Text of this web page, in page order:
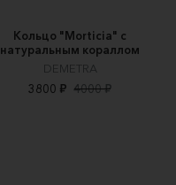
Кольцо "Morticia" с
натуральным кораллом
DEMETRA
3800 ₽ 4000 ₽